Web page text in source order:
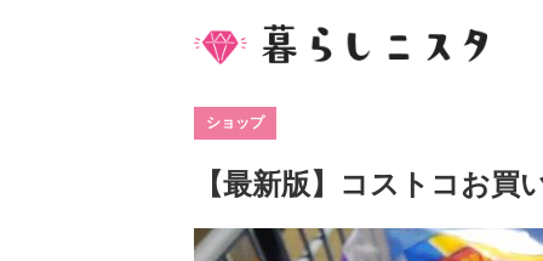
ショップ
【最新版】コストコお買